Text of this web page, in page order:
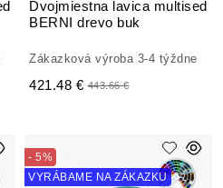
Dvojmiestna lavica multised
BERNI drevo buk
Zákazková výroba 3-4 týždne
421.48 € 443.66 €
- 5%
VYRÁBAME NA ZÁKAZKU